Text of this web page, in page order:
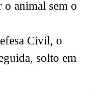
o animal sem o
Civil, o
solto em